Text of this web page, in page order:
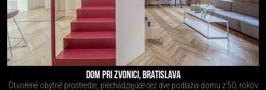
DOM PRI ZVONICI, BRATISLAVA
Otvorené obytné prostredie, prechádzajúce cez dve podlažia domu z 50. rokov